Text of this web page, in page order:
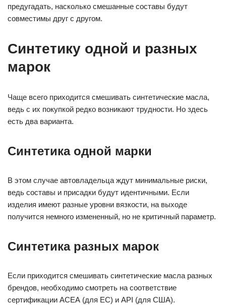
предугадать, насколько смешанные составы будут
совместимы друг с другом.
Синтетику одной и разных
марок
Чаще всего приходится смешивать синтетические масла,
ведь с их покупкой редко возникают трудности. Но здесь
есть два варианта.
Синтетика одной марки
В этом случае автовладельца ждут минимальные риски,
ведь составы и присадки будут идентичными. Если
изделия имеют разные уровни вязкости, на выходе
получится немного измененный, но не критичный параметр.
Синтетика разных марок
Если приходится смешивать синтетические масла разных
брендов, необходимо смотреть на соответствие
сертификации АСЕА (для ЕС) и API (для США).